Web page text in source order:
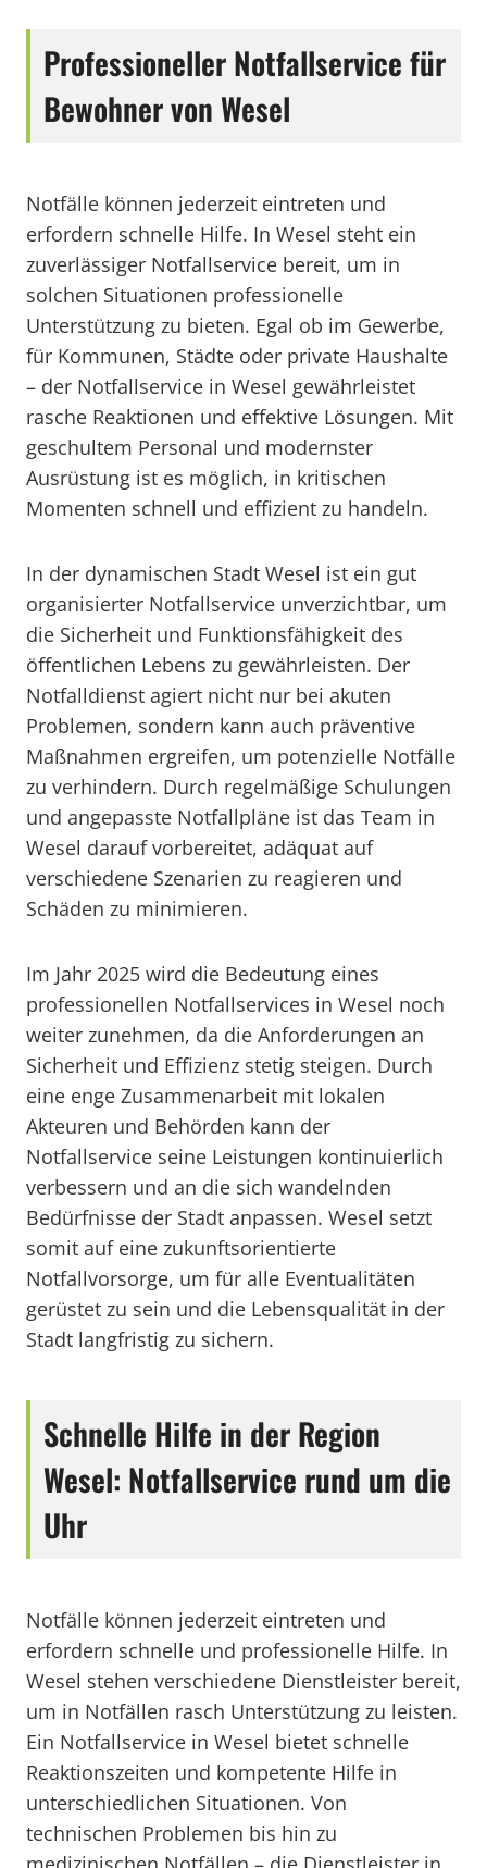
Professioneller Notfallservice für
Bewohner von Wesel
Notfälle können jederzeit eintreten und
erfordern schnelle Hilfe. In Wesel steht ein
zuverlässiger Notfallservice bereit, um in
solchen Situationen professionelle
Unterstützung zu bieten. Egal ob im Gewerbe,
für Kommunen, Städte oder private Haushalte
– der Notfallservice in Wesel gewährleistet
rasche Reaktionen und effektive Lösungen. Mit
geschultem Personal und modernster
Ausrüstung ist es möglich, in kritischen
Momenten schnell und effizient zu handeln.
In der dynamischen Stadt Wesel ist ein gut
organisierter Notfallservice unverzichtbar, um
die Sicherheit und Funktionsfähigkeit des
öffentlichen Lebens zu gewährleisten. Der
Notfalldienst agiert nicht nur bei akuten
Problemen, sondern kann auch präventive
Maßnahmen ergreifen, um potenzielle Notfälle
zu verhindern. Durch regelmäßige Schulungen
und angepasste Notfallpläne ist das Team in
Wesel darauf vorbereitet, adäquat auf
verschiedene Szenarien zu reagieren und
Schäden zu minimieren.
Im Jahr 2025 wird die Bedeutung eines
professionellen Notfallservices in Wesel noch
weiter zunehmen, da die Anforderungen an
Sicherheit und Effizienz stetig steigen. Durch
eine enge Zusammenarbeit mit lokalen
Akteuren und Behörden kann der
Notfallservice seine Leistungen kontinuierlich
verbessern und an die sich wandelnden
Bedürfnisse der Stadt anpassen. Wesel setzt
somit auf eine zukunftsorientierte
Notfallvorsorge, um für alle Eventualitäten
gerüstet zu sein und die Lebensqualität in der
Stadt langfristig zu sichern.
Schnelle Hilfe in der Region
Wesel: Notfallservice rund um die
Uhr
Notfälle können jederzeit eintreten und
erfordern schnelle und professionelle Hilfe. In
Wesel stehen verschiedene Dienstleister bereit,
um in Notfällen rasch Unterstützung zu leisten.
Ein Notfallservice in Wesel bietet schnelle
Reaktionszeiten und kompetente Hilfe in
unterschiedlichen Situationen. Von
technischen Problemen bis hin zu